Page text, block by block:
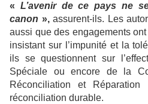
« L’avenir de ce pays ne
canon »,assurent-ils. Les
aussi que des engagements
insistant sur l’impunité et la
ils se questionnent sur
Spéciale ou encore de la
Réconciliation et
réconciliation durable.